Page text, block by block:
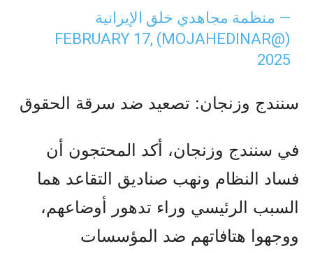
— منظمة مجاهدي خلق الإيرانية
(@MOJAHEDINAR)
FEBRUARY 17,
2025
سنندج وزنجان: تصعيد ضد سرقة الحقوق
في سنندج وزنجان، أكد المحتجون أن
فساد النظام ونهب صناديق التقاعد هما
السبب الرئيسي وراء تدهور أوضاعهم،
ووجهوا هتافاتهم ضد المؤسسات